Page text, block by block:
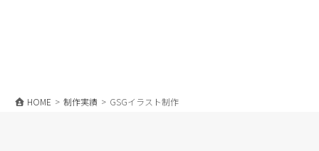
HOME 制作実績 GSGイラスト制作